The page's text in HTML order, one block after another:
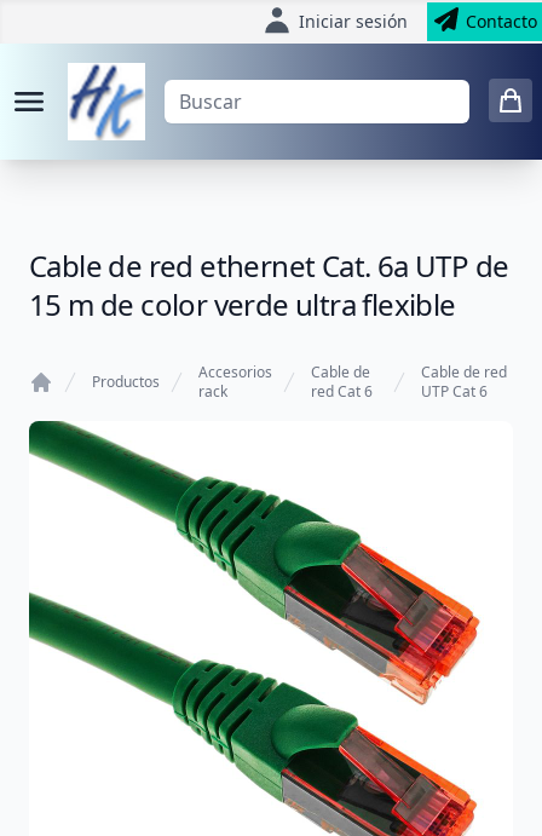
Iniciar sesión Contacto
Cable de red ethernet Cat. 6a UTP de
15 m de color verde ultra flexible
Productos
Accesorios
rack
Cable de
red Cat 6
Cable de red
UTP Cat 6